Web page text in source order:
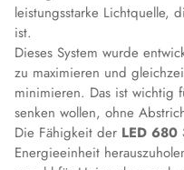
leistungsstarke Lichtquelle,
ist.
Dieses System wurde
zu maximieren und
minimieren. Das ist wichtig
senken wollen, ohne
Die Fähigkeit der LED 680
Energieeinheit